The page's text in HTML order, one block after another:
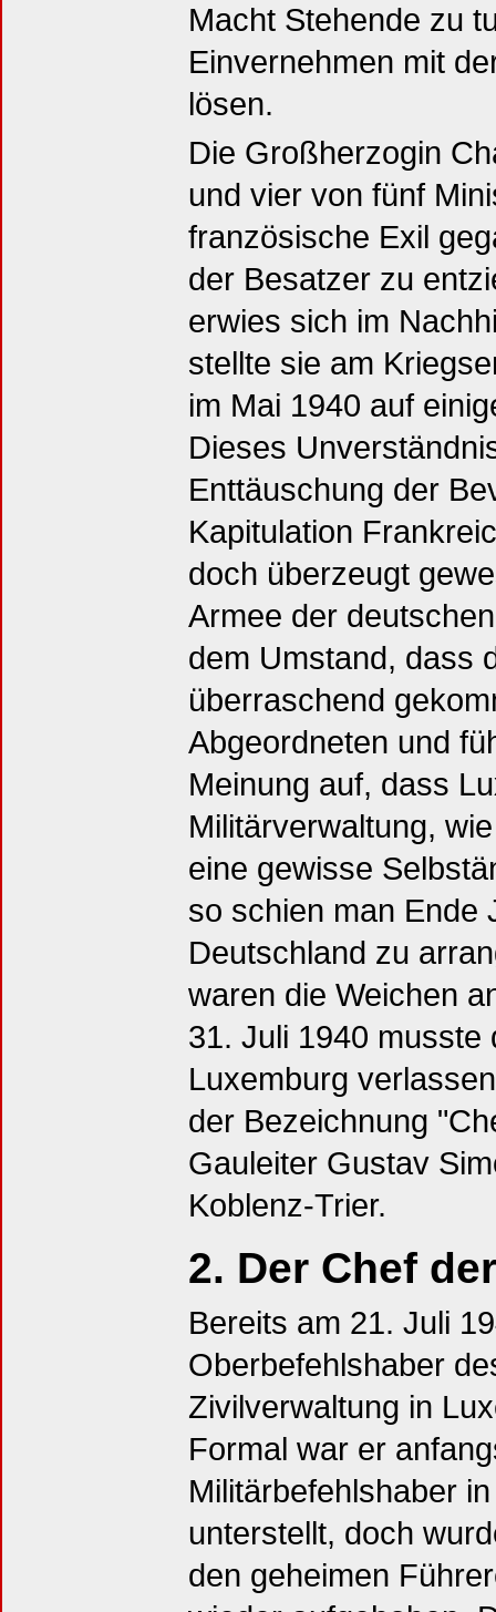
Macht Stehende zu
Einvernehmen mit
lösen.
Die Großherzogin
und vier von fünf
französische Exil
der Besatzer zu
erwies sich im
stellte sie am
im Mai 1940 auf
Dieses
Enttäuschung der
Kapitulation
doch überzeugt
Armee der
dem Umstand, dass
überraschend
Abgeordneten und
Meinung auf, dass
Militärverwaltung,
eine gewisse
so schien man Ende
Deutschland zu
waren die Weichen
31. Juli 1940 musste
Luxemburg
der Bezeichnung
Gauleiter Gustav
Koblenz-Trier.
2. Der Chef
Bereits am 21. Juli
Oberbefehlshaber
Zivilverwaltung in
Formal war er
Militärbefehlshaber
unterstellt, doch
den geheimen